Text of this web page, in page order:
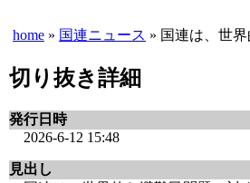
home » 国連ニュース » 国連は、世
切り抜き詳細
発行日時
2026-6-12 15:48
見出し